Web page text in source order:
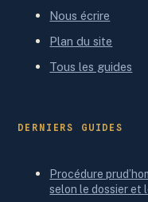
Nous écrire
Plan du site
Tous les guides
DERNIERS GUIDES
Procédure
selon le dossier et